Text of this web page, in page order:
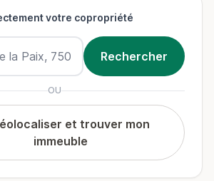
votre copropriété
OU
et trouver mon
immeuble